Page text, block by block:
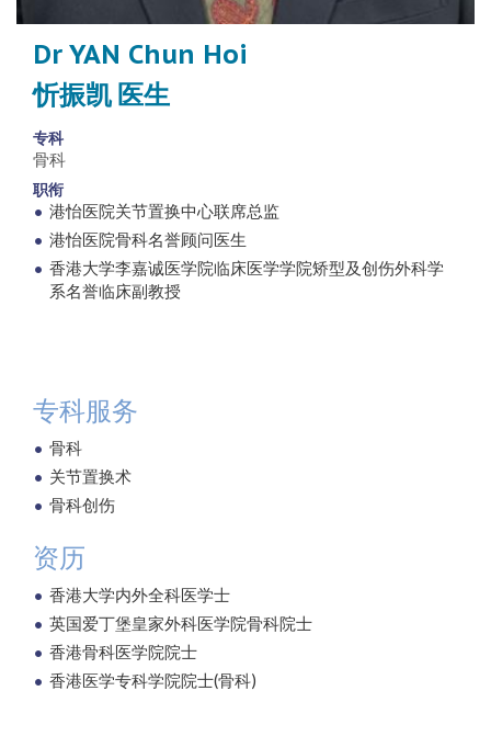
Dr YAN Chun Hoi
忻振凯 医生
专科
骨科
职衔
港怡医院关节置换中心联席总监
港怡医院骨科名誉顾问医生
香港大学李嘉诚医学院临床医学学院矫型及创伤外科学
系名誉临床副教授
专科服务
骨科
关节置换术
骨科创伤
资历
香港大学内外全科医学士
英国爱丁堡皇家外科医学院骨科院士
香港骨科医学院院士
香港医学专科学院院士(骨科)